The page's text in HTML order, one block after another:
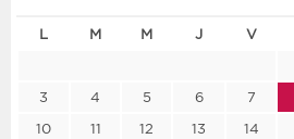
L M M J V
3
4 5 6 7
10
11 12 13 14